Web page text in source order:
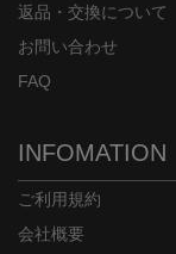
返品・交換について
お問い合わせ
FAQ
INFOMATION
ご利用規約
会社概要